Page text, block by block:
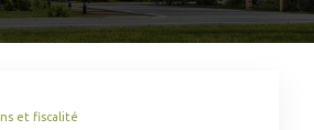
et fiscalité